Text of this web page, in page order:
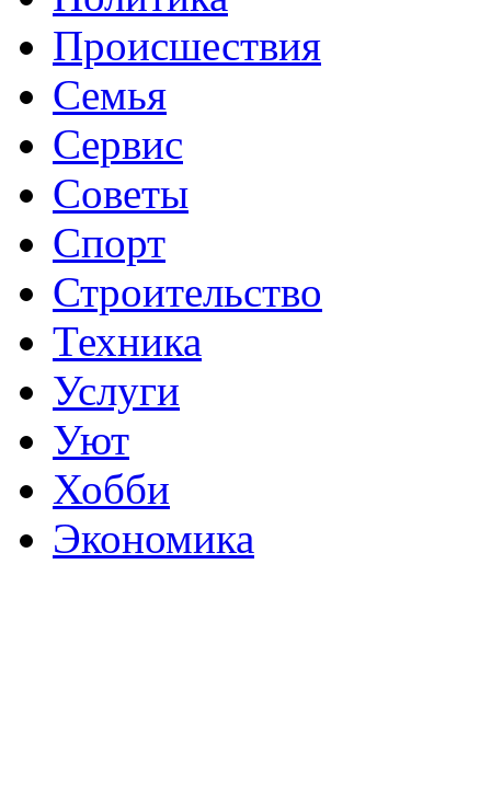
Происшествия
Семья
Сервис
Советы
Спорт
Строительство
Техника
Услуги
Уют
Хобби
Экономика